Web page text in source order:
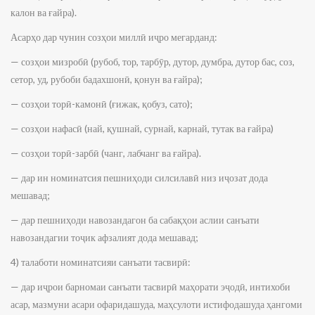
калон ва ғайра).
Асарҳо дар чунин созҳои миллӣ иҷро мегарданд:
— созҳои мизробӣ (рубоб, тор, тарбӯр, дутор, думбра, дутор бас, соз,
сетор, уд, рубоби бадахшонӣ, қонун ва ғайра);
— созҳои торӣ-камонӣ (ғижак, қобуз, сато);
— созҳои нафасӣ (най, қушнай, сурнай, карнай, тутак ва ғайра)
— созҳои торӣ-зарбӣ (чанг, лабчанг ва ғайра).
— дар ин номинатсия пешниҳоди силсилавӣ низ иҷозат дода
мешавад;
— дар пешниҳоди навозандагон ба сабақҳои аслии санъати
навозандагии тоҷик афзалият дода мешавад;
4) талаботи номинатсияи санъати тасвирӣ:
— дар иҷрои барномаи санъати тасвирӣ маҳорати эҷодӣ, интихоби
асар, мазмуни асари офаридашуда, маҳсулоти истифодашуда ҳангоми